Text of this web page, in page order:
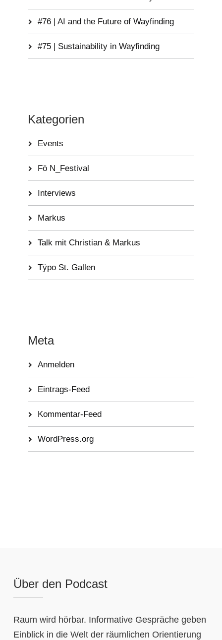
#76 | AI and the Future of Wayfinding
#75 | Sustainability in Wayfinding
Kategorien
Events
Fö N_Festival
Interviews
Markus
Talk mit Christian & Markus
Tÿpo St. Gallen
Meta
Anmelden
Eintrags-Feed
Kommentar-Feed
WordPress.org
Über den Podcast
Raum wird hörbar. Informative Gespräche geben
Einblick in die Welt der räumlichen Orientierung